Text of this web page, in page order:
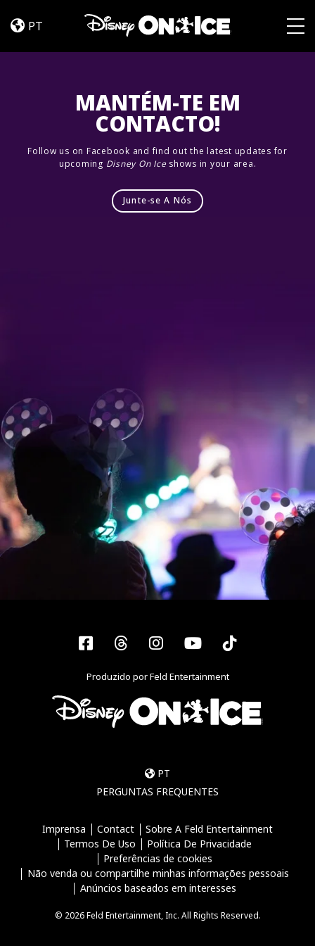
Dance
PT
MANTÉM-TE EM
CONTACTO!
Follow us on Facebook and find out the latest updates for
upcoming Disney On Iceshows in your area.
Junte-se A Nós
Facebook
ThreadsInstagram
YouTubeTiktok
Produzido por Feld Entertainment
PT
PERGUNTAS FREQUENTES
Imprensa Contact
Sobre A Feld Entertainment
Termos De Uso
Política De Privacidade
Preferências de cookies
Não venda ou compartilhe minhas informações pessoais
Anúncios baseados em interesses
© 2026 Feld Entertainment, Inc. All Rights Reserved.